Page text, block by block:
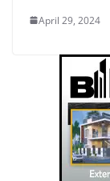
April 29, 2024